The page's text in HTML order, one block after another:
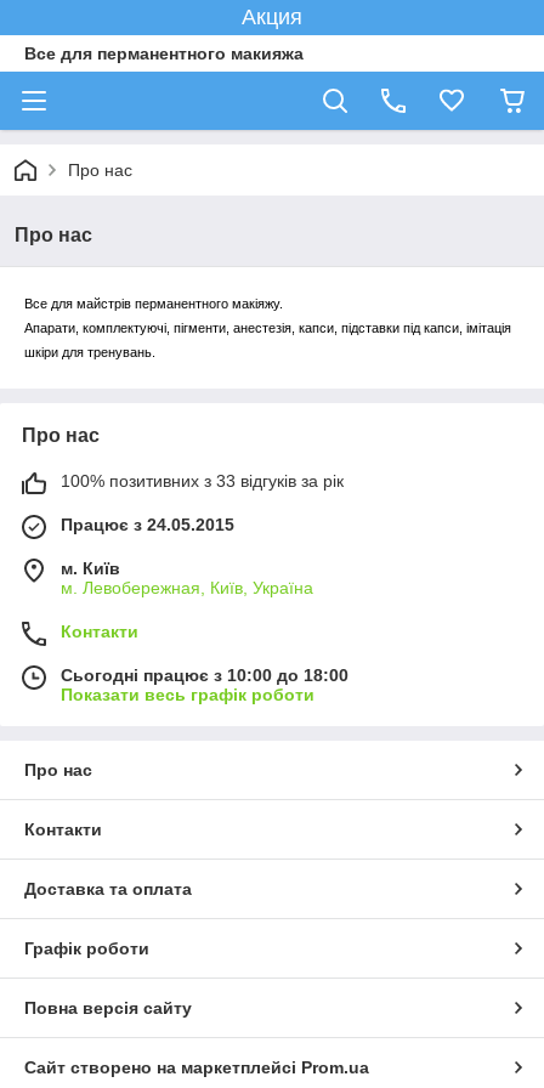
Акция
Все для перманентного макияжа
Про нас
Про нас
Все для майстрів перманентного макіяжу.
Апарати, комплектуючі, пігменти, анестезія, капси, підставки під капси, імітація
шкіри для тренувань.
Про нас
100% позитивних з 33 відгуків за рік
Працює з 24.05.2015
м. Київ
м. Левобережная, Київ, Україна
Контакти
Сьогодні працює з 10:00 до 18:00
Показати весь графік роботи
Про нас
Контакти
Доставка та оплата
Графік роботи
Повна версія сайту
Сайт створено на маркетплейсі Prom.ua